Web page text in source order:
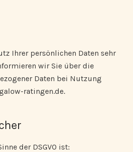
Ihrer persönlichen Daten sehr
wir Sie über die
Daten bei Nutzung
ratingen.de.
der DSGVO ist: